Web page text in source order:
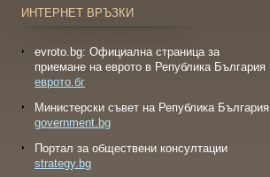
ИНТЕРНЕТ ВРЪЗКИ
evroto.bg: Официална страница за
приемане на еврото в Република България
еврото.бг
Министерски съвет на Република България
government.bg
Портал за обществени консултации
strategy.bg